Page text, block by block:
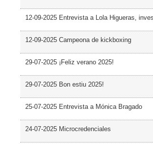
12-09-2025 Entrevista a Lola Higueras,
12-09-2025 Campeona de kickboxing
29-07-2025 ¡Feliz verano 2025!
29-07-2025 Bon estiu 2025!
25-07-2025 Entrevista a Mónica Bragado
24-07-2025 Microcredenciales